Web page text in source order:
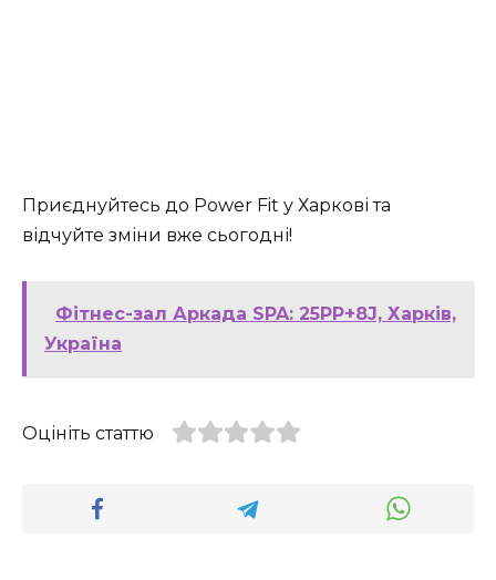
Приєднуйтесь до Power Fit у Харкові та
відчуйте зміни вже сьогодні!
Фітнес-зал Аркада SPA: 25PP+8J, Харків,
Україна
Оцініть статтю